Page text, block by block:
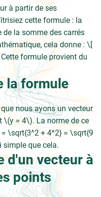
à partir de ses
cette formule : la
de la somme des carrés
cela donne : \[
formule provient du
la formule
nous ayons un vecteur
\(y = 4\). La norme de ce
\sqrt{3^2 + 4^2} = \sqrt{9
simple que cela.
d'un vecteur à
points